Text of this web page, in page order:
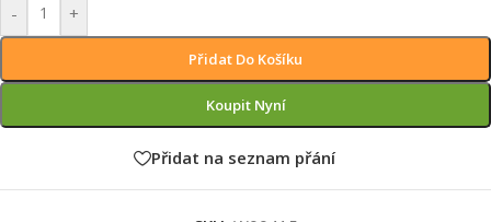
- +
Přidat Do Košíku
Koupit Nyní
Přidat na seznam přání